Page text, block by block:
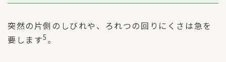
突然の片側のしびれや、ろれつの回りにくさは急を
要します5 。